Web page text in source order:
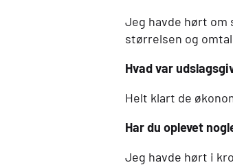
Jeg havde hørt
størrelsen og
Hvad var
Helt klart de
Har du oplevet
Jeg havde hørt i